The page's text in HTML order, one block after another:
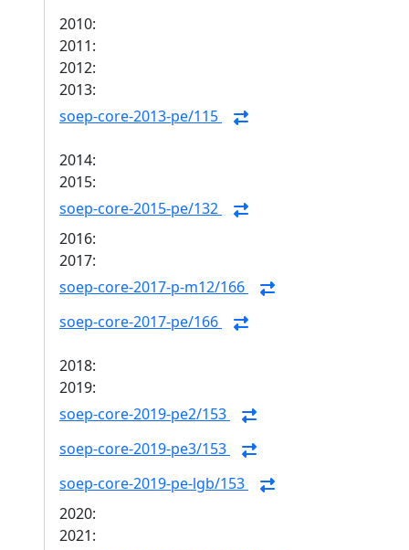
2010:
2011:
2012:
2013:
soep-core-2013-pe/115
2014:
2015:
soep-core-2015-pe/132
2016:
2017:
soep-core-2017-p-m12/166
soep-core-2017-pe/166
2018:
2019:
soep-core-2019-pe2/153
soep-core-2019-pe3/153
soep-core-2019-pe-lgb/153
2020:
2021: